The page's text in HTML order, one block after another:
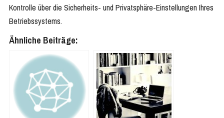
Kontrolle über die Sicherheits- und Privatsphäre-Einstellungen Ihres
Betriebssystems.
Ähnliche Beiträge: